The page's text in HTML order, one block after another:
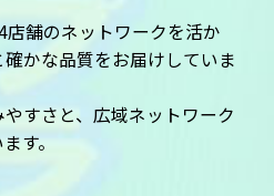
舗のネットワークを活か
かな品質をお届けしていま
すさと、広域ネットワーク
す。